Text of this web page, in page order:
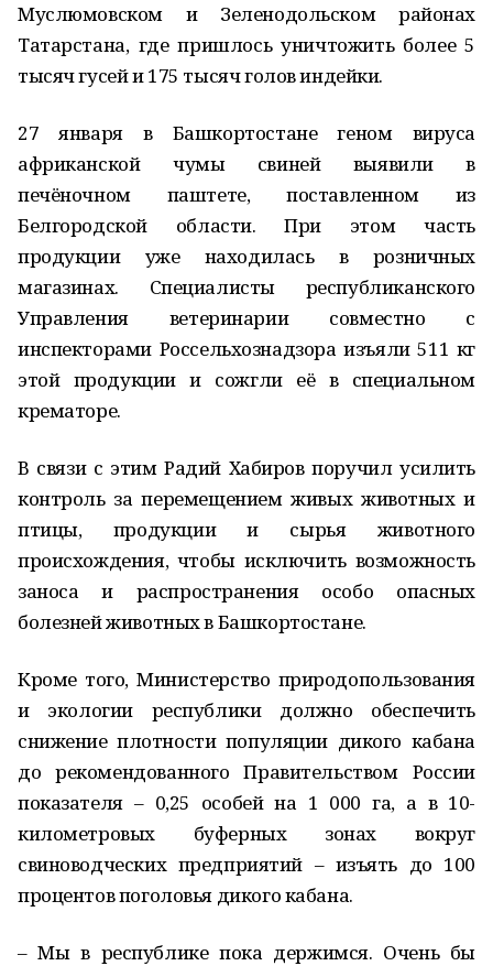
Муслюмовском и Зеленодольском районах
Татарстана, где пришлось уничтожить более 5
тысяч гусей и 175 тысяч голов индейки.
27 января в Башкортостане геном вируса
африканской чумы свиней выявили в
печёночном паштете, поставленном из
Белгородской области. При этом часть
продукции уже находилась в розничных
магазинах. Специалисты республиканского
Управления ветеринарии совместно с
инспекторами Россельхознадзора изъяли 511 кг
этой продукции и сожгли её в специальном
крематоре.
В связи с этим Радий Хабиров поручил усилить
контроль за перемещением живых животных и
птицы, продукции и сырья животного
происхождения, чтобы исключить возможность
заноса и распространения особо опасных
болезней животных в Башкортостане.
Кроме того, Министерство природопользования
и экологии республики должно обеспечить
снижение плотности популяции дикого кабана
до рекомендованного Правительством России
показателя – 0,25 особей на 1 000 га, а в 10-
километровых буферных зонах вокруг
свиноводческих предприятий – изъять до 100
процентов поголовья дикого кабана.
– Мы в республике пока держимся. Очень бы